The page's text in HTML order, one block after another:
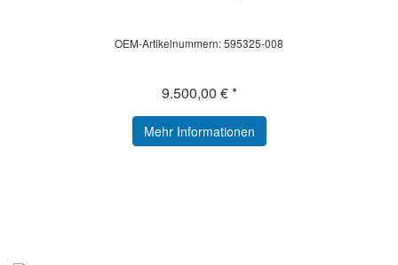
OEM-Artikelnummern: 595325-008
9.500,00 € *
Mehr Informationen